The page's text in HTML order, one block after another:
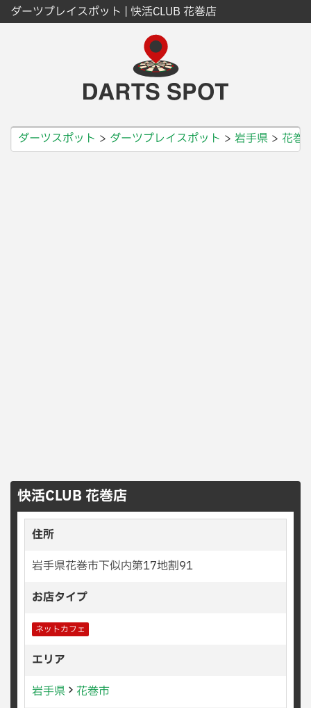
ダーツプレイスポット | 快活CLUB 花巻店
ダーツスポット ダーツプレイスポット 岩手県 花巻
快活CLUB 花巻店
住所
岩手県花巻市下似内第17地割91
お店タイプ
ネットカフェ
エリア
岩手県
花巻市